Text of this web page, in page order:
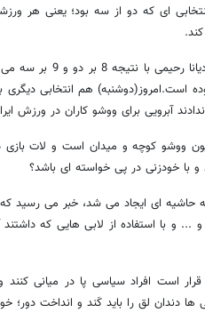
ای که دو از سه بود؛ یعنی هر
هفته قبل سهیلا
است.امروز(دوشنبه) هم انتخابی دیگری
آبرویی برای ووشو کاران در ورزش
ووشو کوچه و میدان است و لات
با خودزنی در پی خواسته ای باشد؟
حاشیه ای ایجاد می شد، خبر می رسید
و با استفاده از لابی هایی که
قرار است افراد سیاسی پا در میانی
دندان لق را باید کَند و انداخت دور؛